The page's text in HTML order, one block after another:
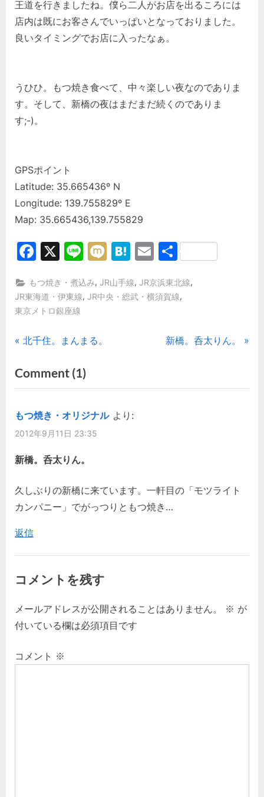
王道を行きましたね。僕ら二人がお店を出るころには
店内は既にお客さんでいっぱいとなっておりました。
良いタイミングでお店に入ったなぁ。
うひひ。もつ焼き食べて、中々楽しい夜なのでありま
す。そして、新橋の夜はまだまだ続くのでありま
す;-)。
GPSポイント
Latitude: 35.665436º N
Longitude: 139.755829º E
Map: 35.665436,139.755829
Facebook
X LineMixiHatena
Email
共
もつ焼き・煮込み,JR山手線,JR京浜東北線,
JR東海道・伊東線, JR中央・総武・横須賀線,
東京メトロ銀座線
投
稿
ナ
ビ
ゲ
ー
シ
ョ
ン
P
e
v
o
u
s
o
s
:
北千住。まんまる。
N
t
新橋。呑太りん。
Comment (1)on
“新
橋。
モ
ト
パ
ニ
ー。
(3)”
もつ焼き・オリジナル より:
2012年9月11日 23:35
新橋。呑太りん。
久しぶりの新橋に来ています。一軒目の「モツライト
カンパニー」でがっつりともつ焼き…
返信
コメントを残す
メールアドレスが公開されることはありません。 ※ が
付いている欄は必須項目です
コメント ※